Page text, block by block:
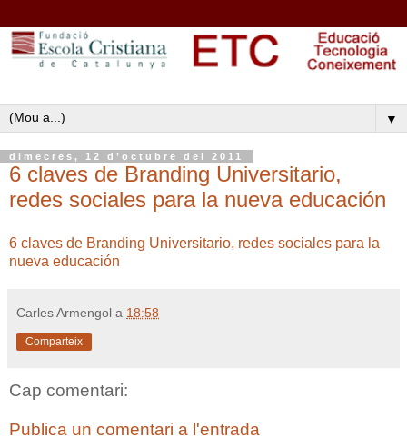
▼
dimecres, 12 d’octubre del 2011
6 claves de Branding Universitario,
redes sociales para la nueva educación
6 claves de Branding Universitario, redes sociales para la
nueva educación
Carles Armengol a 18:58
Comparteix
Cap comentari:
Publica un comentari a l'entrada